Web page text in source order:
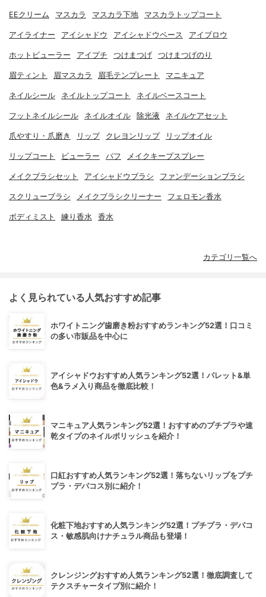
EEクリーム マスカラ マスカラ下地 マスカラトップコート
アイライナー アイシャドウ アイシャドウベース アイブロウ
ホットビューラー アイプチ つけまつげ つけまつげのり
眉ティント 眉マスカラ 眉毛テンプレート マニキュア
ネイルシール ネイルトップコート ネイルベースコート
フットネイルシール ネイルオイル 除光液 ネイルケアセット
爪やすり・爪磨き リップ クレヨンリップ リップオイル
リップコート ビューラー パフ メイクキープスプレー
メイクブラシセット アイシャドウブラシ ファンデーションブラシ
スクリューブラシ メイクブラシクリーナー フェロモン香水
ボディミスト 練り香水 香水
カテゴリ一覧へ
よく見られている人気おすすめ記事
ホワイトニング歯磨き粉おすすめランキング52選！口コミ
の多い市販品を中心に
アイシャドウおすすめ人気ランキング52選！パレット&単
色&ラメ入り商品を徹底比較！
マニキュア人気ランキング52選！おすすめのプチプラや速
乾タイプのネイルポリッシュを紹介！
口紅おすすめ人気ランキング52選！落ちないリップをプチ
プラ・デパコス別に紹介！
化粧下地おすすめ人気ランキング52選！プチプラ・デパコ
ス・敏感肌向けナチュラル商品も登場！
クレンジングおすすめ人気ランキング52選！徹底調査して
テクスチャータイプ別に紹介！